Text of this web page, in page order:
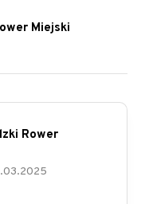
Miejski
Rower